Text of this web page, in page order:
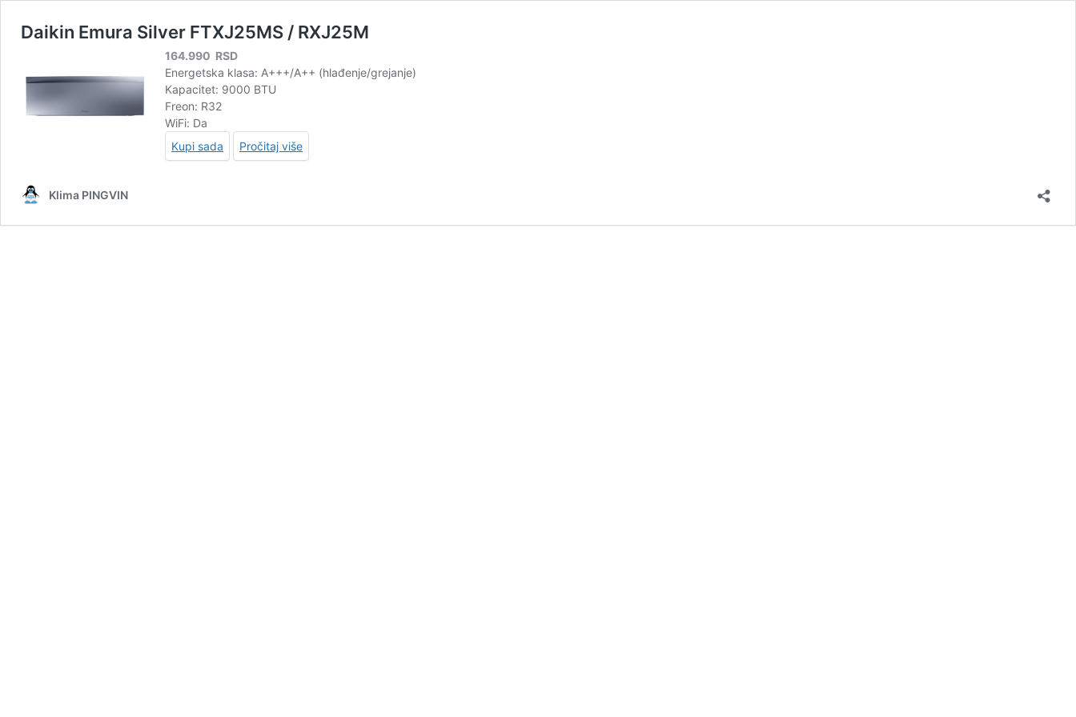
Daikin Emura Silver FTXJ25MS / RXJ25M
164.990 RSD
Energetska klasa: A+++/A++ (hlađenje/grejanje)
Kapacitet: 9000 BTU
Freon: R32
WiFi: Da
Kupi sada
Pročitaj više
Klima PINGVIN